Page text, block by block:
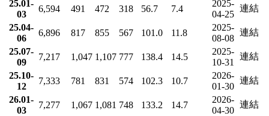
25.01-
03
6,594 491 472 318 56.7 7.4
2025-
04-25
連結
25.04-
06
6,896 817 855 567 101.0 11.8
2025-
08-08
連結
25.07-
09
7,217 1,047 1,107 777 138.4 14.5
2025-
10-31
連結
25.10-
12
7,333 781 831 574 102.3 10.7
2026-
01-30
連結
26.01-
03
7,277 1,067 1,081 748 133.2 14.7
2026-
04-30
連結